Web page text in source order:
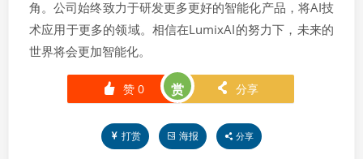
角。公司始终致力于研发更多更好的智能化产品，将AI技
术应用于更多的领域。相信在LumixAI的努力下，未来的
世界将会更加智能化。
󰄼 赞 0 赏 󰄯 分享
打赏 海报 分享